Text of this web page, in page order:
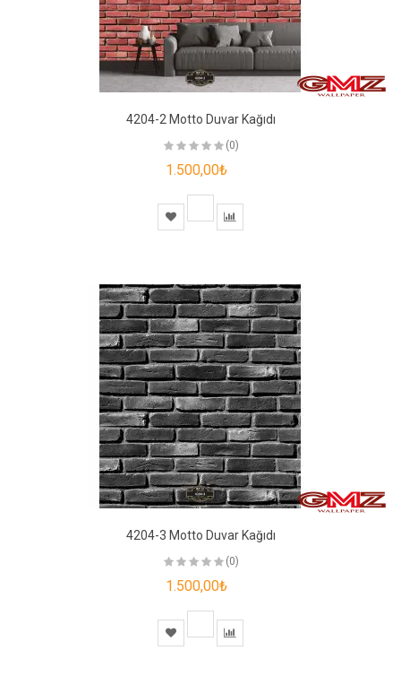
4204-2 Motto Duvar Kağıdı
(0)
1.500,00₺
4204-3 Motto Duvar Kağıdı
(0)
1.500,00₺